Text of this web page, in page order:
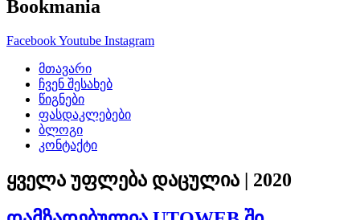
hunt
for
final
magnificence
in
addition
Bookmania
FacebookYoutube Instagram
მთავარი
ჩვენ შესახებ
წიგნები
ფასდაკლებები
ბლოგი
კონტაქტი
ყველა უფლება დაცულია | 2020